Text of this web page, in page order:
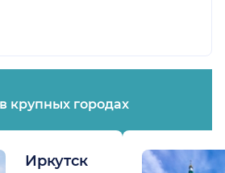
крупных городах
Иркутск